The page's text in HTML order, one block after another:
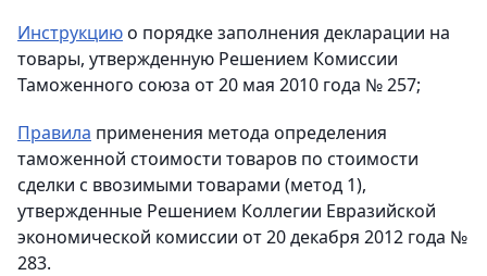
Инструкциюо порядке заполнения декларации на
товары, утвержденную Решением Комиссии
Таможенного союза от 20 мая 2010 года № 257;
Правила применения метода определения
таможенной стоимости товаров по стоимости
сделки с ввозимыми товарами (метод 1),
утвержденные Решением Коллегии Евразийской
экономической комиссии от 20 декабря 2012 года №
283.